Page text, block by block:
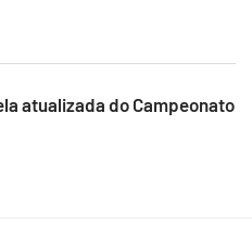
atualizada do Campeonato